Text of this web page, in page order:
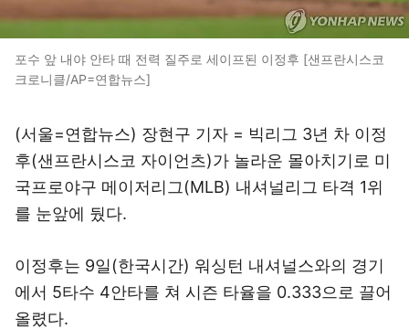
포수 앞 내야 안타 때 전력 질주로 세이프된 이정후 [샌프란시스코
크로니클/AP=연합뉴스]
(서울=연합뉴스) 장현구 기자 = 빅리그 3년 차 이정
후(샌프란시스코 자이언츠)가 놀라운 몰아치기로 미
국프로야구 메이저리그(MLB) 내셔널리그 타격 1위
를 눈앞에 뒀다.
이정후는 9일(한국시간) 워싱턴 내셔널스와의 경기
에서 5타수 4안타를 쳐 시즌 타율을 0.333으로 끌어
올렸다.